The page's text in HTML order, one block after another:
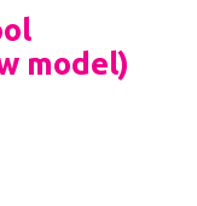
model)